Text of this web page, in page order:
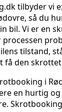
tilbyder vi
så du
bil. Vi er en
tilstand,
få den
i
en hurtig og